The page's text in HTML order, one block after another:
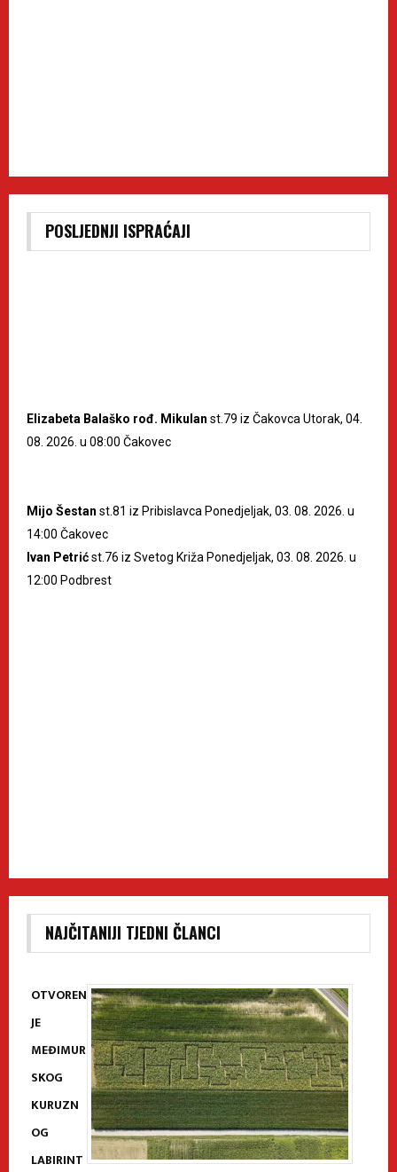
POSLJEDNJI ISPRAĆAJI
Elizabeta Balaško rođ. Mikulan st.79 iz Čakovca Utorak, 04.
08. 2026. u 08:00 Čakovec
Mijo Šestan st.81 iz Pribislavca Ponedjeljak, 03. 08. 2026. u
14:00 Čakovec
Ivan Petrićst.76 iz Svetog Križa Ponedjeljak, 03. 08. 2026. u
12:00 Podbrest
NAJČITANIJI TJEDNI ČLANCI
OTVOREN
JE
MEĐIMUR
SKOG
KURUZN
OG
LABIRINT